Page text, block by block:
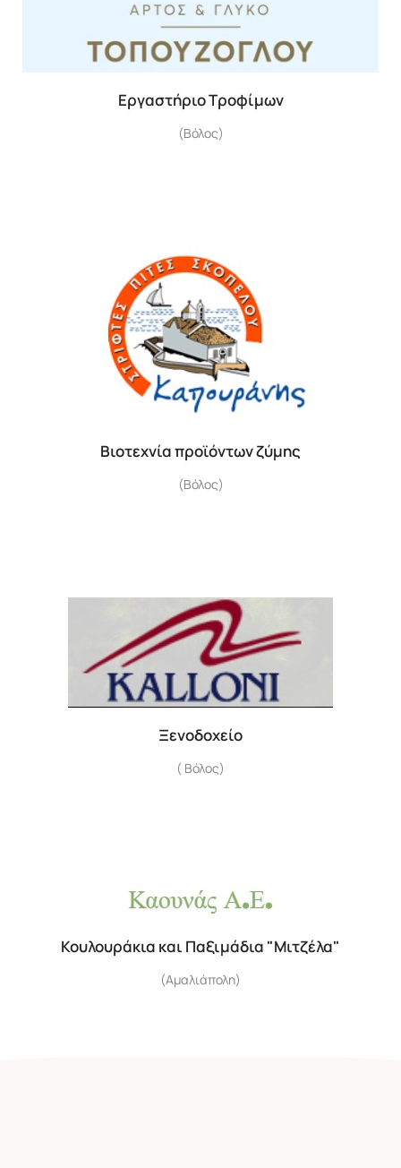
Εργαστήριο Τροφίμων
(Βόλος)
Βιοτεχνία προϊόντων ζύμης
(Βόλος)
Ξενοδοχείο
( Βόλος)
Κουλουράκια και Παξιμάδια "Μιτζέλα"
(Αμαλιάπολη)